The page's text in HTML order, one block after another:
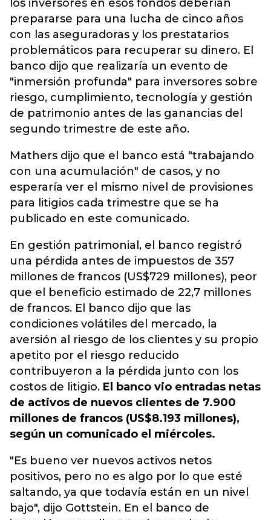
los inversores en esos fondos deberían
prepararse para una lucha de cinco años
con las aseguradoras y los prestatarios
problemáticos para recuperar su dinero. El
banco dijo que realizaría un evento de
"inmersión profunda" para inversores sobre
riesgo, cumplimiento, tecnología y gestión
de patrimonio antes de las ganancias del
segundo trimestre de este año.
Mathers dijo que el banco está "trabajando
con una acumulación" de casos, y no
esperaría ver el mismo nivel de provisiones
para litigios cada trimestre que se ha
publicado en este comunicado.
En gestión patrimonial, el banco registró
una pérdida antes de impuestos de 357
millones de francos (US$729 millones), peor
que el beneficio estimado de 22,7 millones
de francos. El banco dijo que las
condiciones volátiles del mercado, la
aversión al riesgo de los clientes y su propio
apetito por el riesgo reducido
contribuyeron a la pérdida junto con los
costos de litigio. El banco vio entradas netas
de activos de nuevos clientes de 7.900
millones de francos (US$8.193 millones),
según un comunicado el miércoles.
"Es bueno ver nuevos activos netos
positivos, pero no es algo por lo que esté
saltando, ya que todavía están en un nivel
bajo", dijo Gottstein. En el banco de